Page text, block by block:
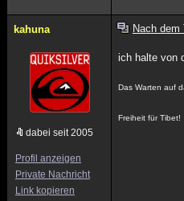
kahuna
dabei seit 2005
Profil anzeigen
Private Nachricht
Link kopieren
Nach dem
ich halte von
Das Warten auf
Freiheit für Tibet!